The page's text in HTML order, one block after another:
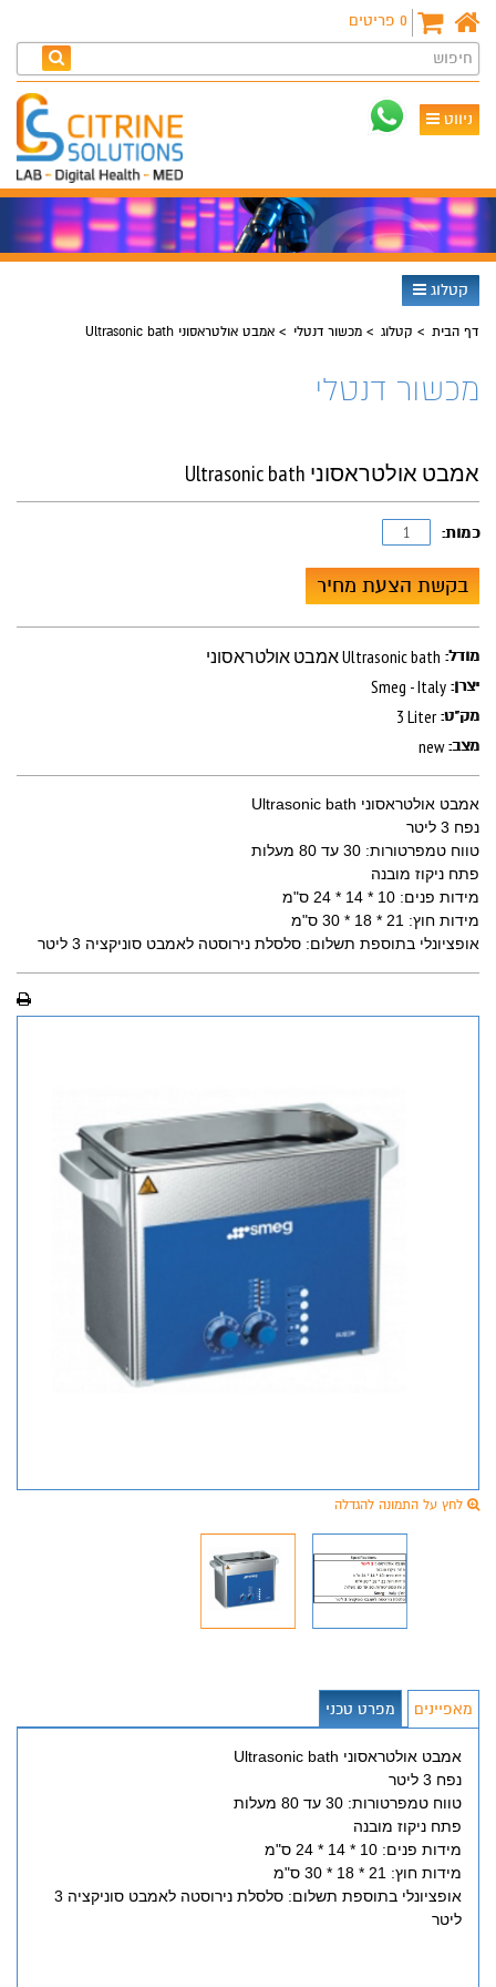
0 פריטים
חיפוש
ניווט
קטלוג
דף הבית קטלוג מכשור דנטלי אמבט אולטראסוני Ultrasonic bath
מכשור דנטלי
אמבט אולטראסוני Ultrasonic bath
כמות:
בקשת הצעת מחיר
מודל: אמבט אולטראסוני Ultrasonic bath
יצרן: Smeg - Italy
מק"ט: 3 Liter
מצב: new
אמבט אולטראסוני Ultrasonic bath
נפח 3 ליטר
טווח טמפרטורות: 30 עד 80 מעלות
פתח ניקוז מובנה
מידות פנים: 10 * 14 * 24 ס"מ
מידות חוץ: 21 * 18 * 30 ס"מ
אופציונלי בתוספת תשלום: סלסלת נירוסטה לאמבט סוניקציה 3 ליטר
לחץ על התמונה להגדלה
מאפיינים מפרט טכני
אמבט אולטראסוני Ultrasonic bath
נפח 3 ליטר
טווח טמפרטורות: 30 עד 80 מעלות
פתח ניקוז מובנה
מידות פנים: 10 * 14 * 24 ס"מ
מידות חוץ: 21 * 18 * 30 ס"מ
אופציונלי בתוספת תשלום: סלסלת נירוסטה לאמבט סוניקציה 3
ליטר